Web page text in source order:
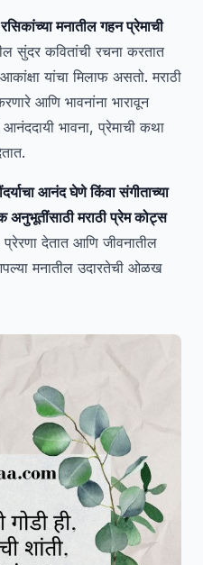
मनातील गहन प्रेमाची
सुंदर कवितांची रचना करतात
यांचा मिलाफ असतो. मराठी
आणि भावनांना भारावून
भावना, प्रेमाची कथा
आनंद घेणे किंवा संगीताच्या
अनुभूतींसाठी मराठी प्रेम कोट्स
देतात आणि जीवनातील
मनातील उदारतेची ओळख